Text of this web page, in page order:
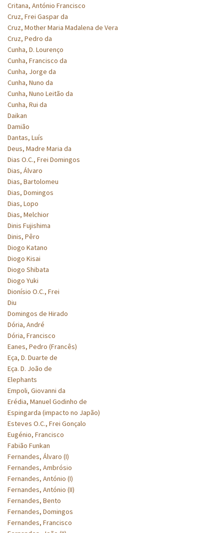
Critana, António Francisco
Cruz, Frei Gaspar da
Cruz, Mother Maria Madalena de Vera
Cruz, Pedro da
Cunha, D. Lourenço
Cunha, Francisco da
Cunha, Jorge da
Cunha, Nuno da
Cunha, Nuno Leitão da
Cunha, Rui da
Daikan
Damião
Dantas, Luís
Deus, Madre Maria da
Dias O.C., Frei Domingos
Dias, Álvaro
Dias, Bartolomeu
Dias, Domingos
Dias, Lopo
Dias, Melchior
Dinis Fujishima
Dinis, Pêro
Diogo Katano
Diogo Kisai
Diogo Shibata
Diogo Yuki
Dionísio O.C., Frei
Diu
Domingos de Hirado
Dória, André
Dória, Francisco
Eanes, Pedro (Francês)
Eça, D. Duarte de
Eça. D. João de
Elephants
Empoli, Giovanni da
Erédia, Manuel Godinho de
Espingarda (impacto no Japão)
Esteves O.C., Frei Gonçalo
Eugénio, Francisco
Fabião Funkan
Fernandes, Álvaro (I)
Fernandes, Ambrósio
Fernandes, António (I)
Fernandes, António (II)
Fernandes, Bento
Fernandes, Domingos
Fernandes, Francisco